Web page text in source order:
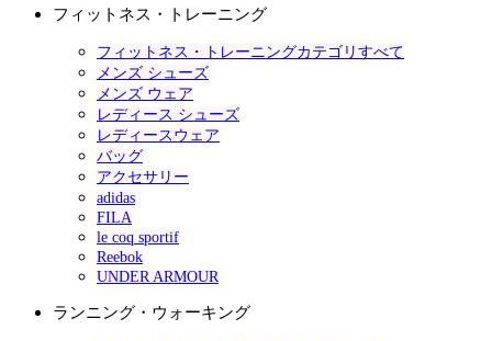
フィットネス・トレーニング
フィットネス・トレーニングカテゴリすべて
メンズ シューズ
メンズ ウェア
レディース シューズ
レディースウェア
バッグ
アクセサリー
adidas
FILA
le coq sportif
Reebok
UNDER ARMOUR
ランニング・ウォーキング